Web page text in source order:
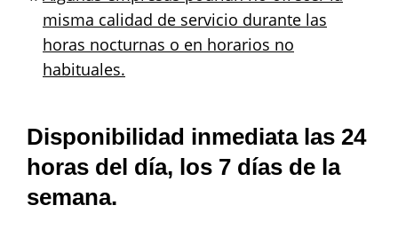
misma calidad de servicio durante las
horas nocturnas o en horarios no
habituales.
Disponibilidad inmediata las 24
horas del día, los 7 días de la
semana.